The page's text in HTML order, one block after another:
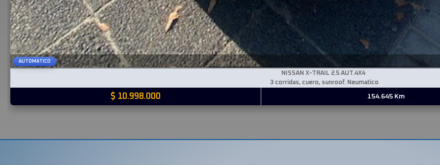
AUTOMATICO
NISSAN X-TRAIL2.5 AUT.4X4
3 corridas, cuero, sunroof. Neumatico
$ 10.998.000 154.645 Km